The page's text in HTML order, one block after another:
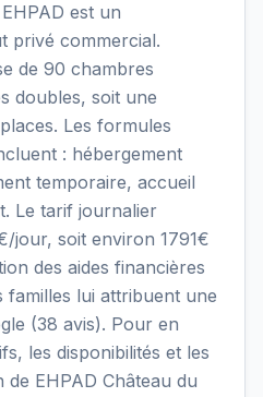
est un
privé commercial.
de 90 chambres
doubles, soit une
Les formules
: hébergement
temporaire, accueil
Le tarif journalier
jour, soit environ 1791€
des aides financières
familles lui attribuent une
(38 avis). Pour en
les disponibilités et les
EHPAD Château du